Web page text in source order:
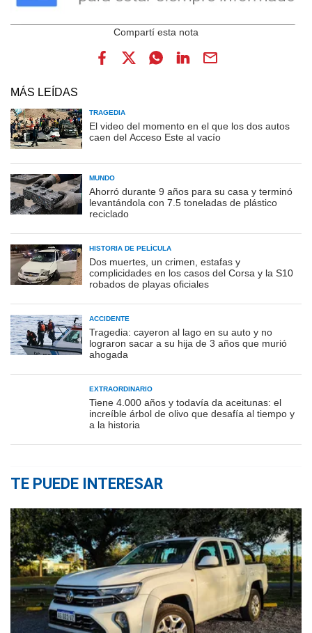
MÁS LEÍDAS
TRAGEDIA
El video del momento en el que los dos autos
caen del Acceso Este al vacío
MUNDO
Ahorró durante 9 años para su casa y terminó
levantándola con 7.5 toneladas de plástico
reciclado
HISTORIA DE PELÍCULA
Dos muertes, un crimen, estafas y
complicidades en los casos del Corsa y la S10
robados de playas oficiales
ACCIDENTE
Tragedia: cayeron al lago en su auto y no
lograron sacar a su hija de 3 años que murió
ahogada
EXTRAORDINARIO
Tiene 4.000 años y todavía da aceitunas: el
increíble árbol de olivo que desafía al tiempo y
a la historia
TE PUEDE INTERESAR